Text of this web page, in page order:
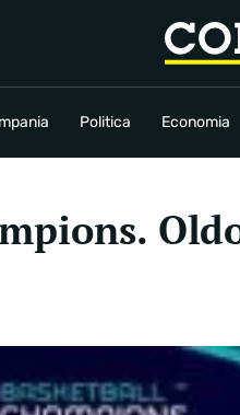
Politica Economia
Economia Cronaca Irpinia